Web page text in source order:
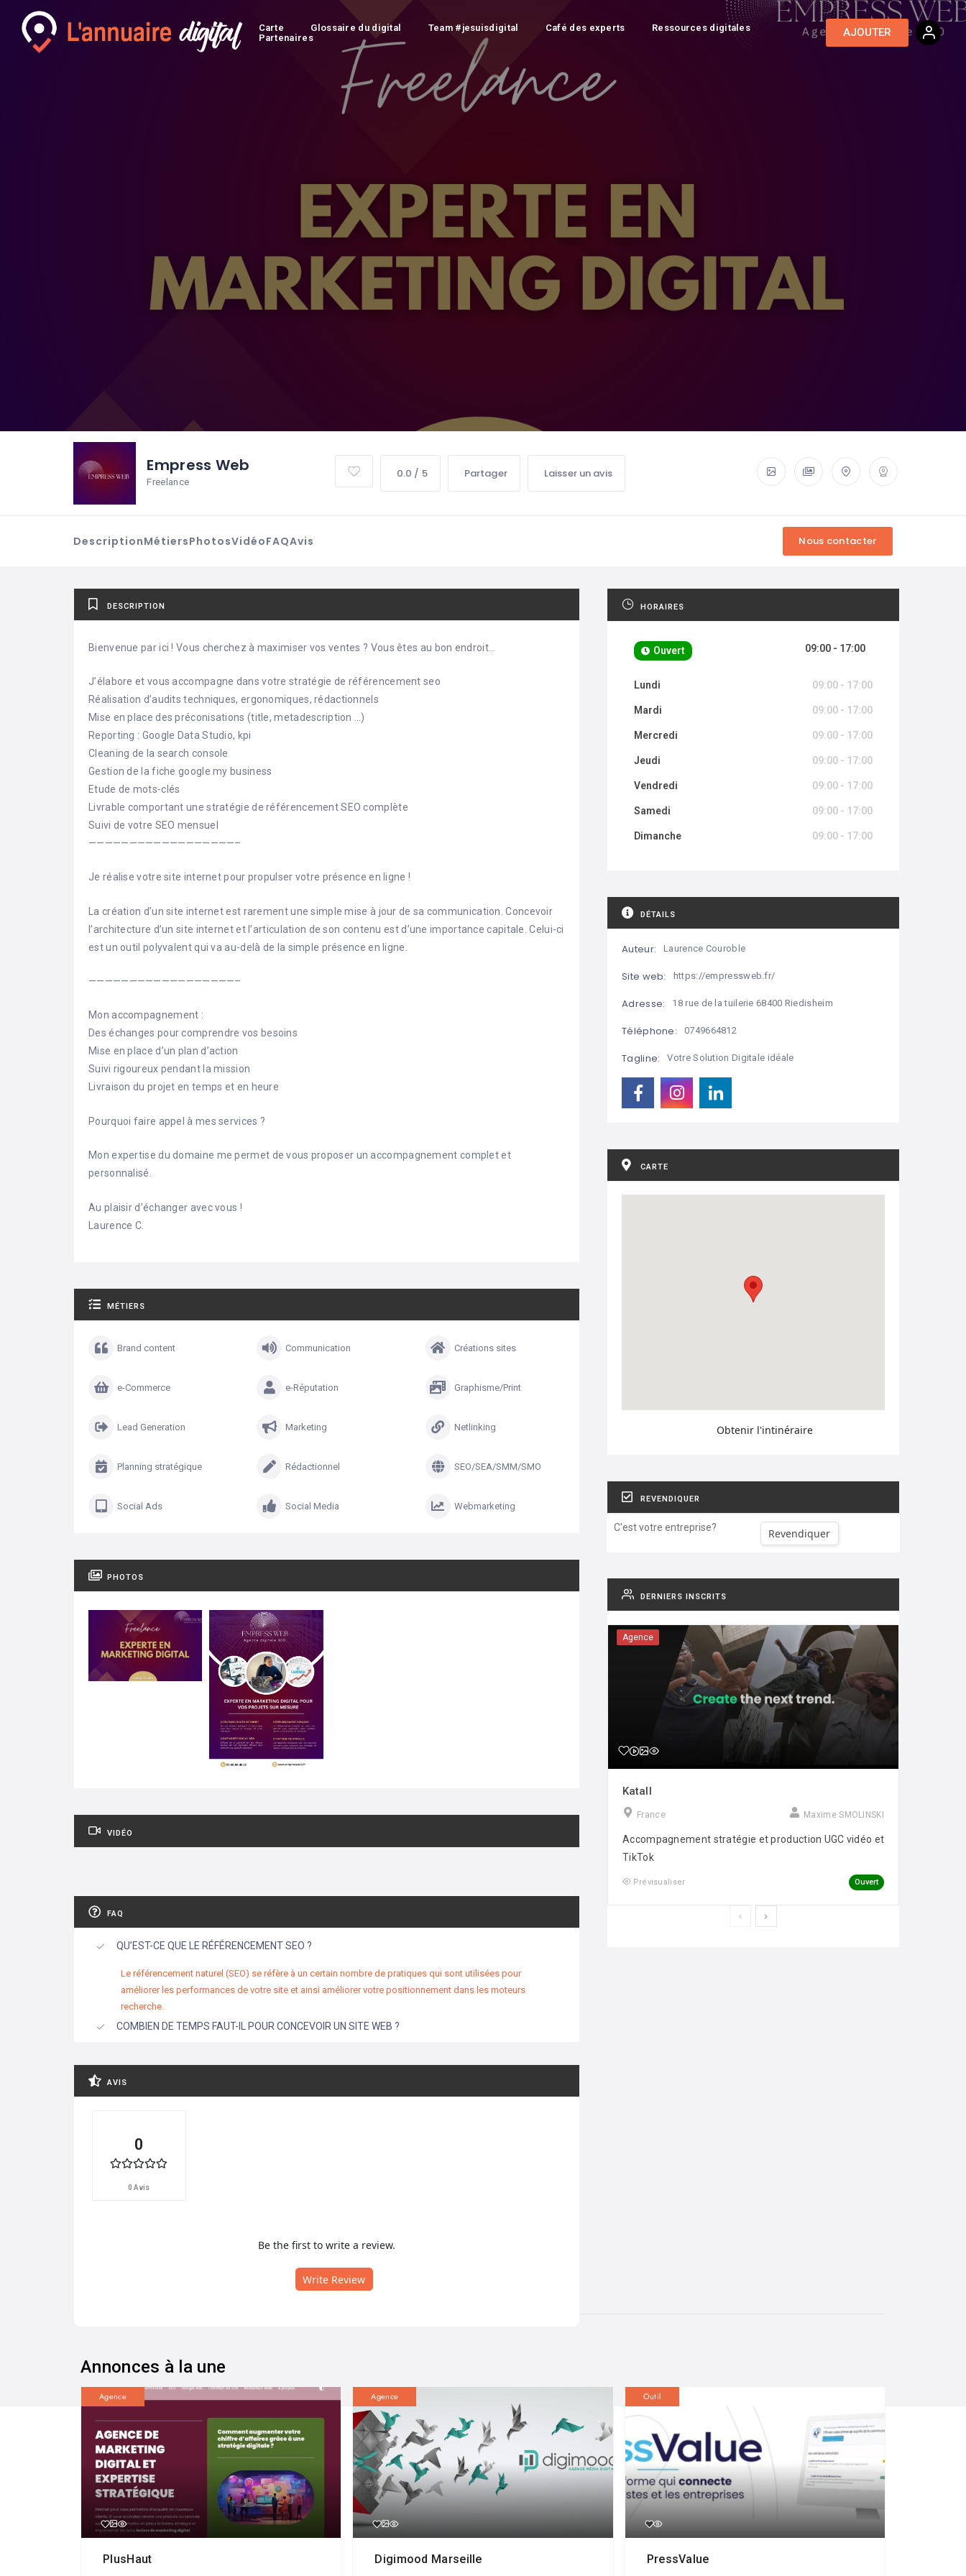
Carte Glossaire du digital Team #jesuisdigital Café des experts
Ressources digitales
Partenaires
AJOUTER
Empress Web
Freelance
0.0 / 5 Partager Laisser un avis
DescriptionMétiersPhotosVidéoFAQAvis
DESCRIPTION
Bienvenue par ici ! Vous cherchez à maximiser vos ventes ? Vous êtes au bon endroit…
J’élabore et vous accompagne dans votre stratégie de référencement seo
Réalisation d’audits techniques, ergonomiques, rédactionnels
Mise en place des préconisations (title, metadescription …)
Reporting : Google Data Studio, kpi
Cleaning de la search console
Gestion de la fiche google my business
Etude de mots-clés
Livrable comportant une stratégie de référencement SEO complète
Suivi de votre SEO mensuel
——————————————————–
Je réalise votre site internet pour propulser votre présence en ligne !
La création d’un site internet est rarement une simple mise à jour de sa communication. Concevoir
l’architecture d’un site internet et l’articulation de son contenu est d’une importance capitale. Celui-ci
est un outil polyvalent qui va au-delà de la simple présence en ligne.
——————————————————–
Mon accompagnement :
Des échanges pour comprendre vos besoins
Mise en place d’un plan d’action
Suivi rigoureux pendant la mission
Livraison du projet en temps et en heure
Pourquoi faire appel à mes services ?
Mon expertise du domaine me permet de vous proposer un accompagnement complet et
personnalisé.
Au plaisir d’échanger avec vous !
Laurence C.
MÉTIERS
Brand content Communication Créations sites
e-Commerce e-Réputation Graphisme/Print
Lead Generation Marketing Netlinking
Planning stratégique Rédactionnel SEO/SEA/SMM/SMO
Social Ads Social Media Webmarketing
PHOTOS
VIDÉO
FAQ
QU’EST-CE QUE LE RÉFÉRENCEMENT SEO ?
Le référencement naturel (SEO) se réfère à un certain nombre de pratiques qui sont utilisées pour
améliorer les performances de votre site et ainsi améliorer votre positionnement dans les moteurs
recherche.
COMBIEN DE TEMPS FAUT-IL POUR CONCEVOIR UN SITE WEB ?
AVIS
0
0 Avis
Be the first to write a review.
Write Review
HORAIRES
Ouvert 09:00 - 17:00
Lundi 09:00 - 17:00
Mardi 09:00 - 17:00
Mercredi 09:00 - 17:00
Jeudi 09:00 - 17:00
Vendredi 09:00 - 17:00
Samedi 09:00 - 17:00
Dimanche 09:00 - 17:00
DÉTAILS
Auteur: Laurence Couroble
Site web: https://empressweb.fr/
Adresse: 18 rue de la tuilerie 68400 Riedisheim
Téléphone: 0749664812
Tagline: Votre Solution Digitale idéale
CARTE
Obtenir l'intinéraire
REVENDIQUER
C'est votre entreprise? Revendiquer
DERNIERS INSCRITS
Agence
Katall
France Maxime SMOLINSKI
Accompagnement stratégie et production UGC vidéo et
TikTok
Prévisualiser Ouvert
Annonces à la une
Agence
PlusHaut
Agence
Digimood Marseille
Outil
PressValue